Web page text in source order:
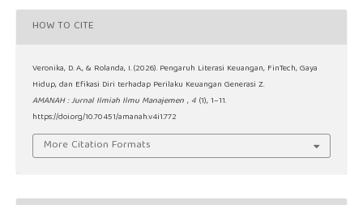
HOW TO CITE
Veronika, D. A., & Rolanda, I. (2026). Pengaruh Literasi Keuangan, FinTech, Gaya
Hidup, dan Efikasi Diri terhadap Perilaku Keuangan Generasi Z.
AMANAH : Jurnal Ilmiah Ilmu Manajemen , 4 (1), 1–11.
https://doi.org/10.70451/amanah.v4i1.772
More Citation Formats